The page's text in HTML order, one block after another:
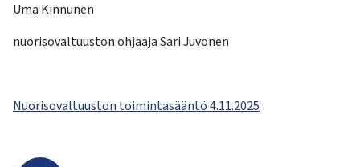
Uma Kinnunen
nuorisovaltuuston ohjaaja Sari Juvonen
Nuorisovaltuuston toimintasääntö 4.11.2025